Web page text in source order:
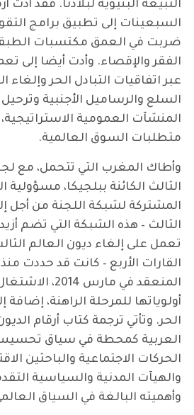
التبيعة البنيوية لبلادنا. فقد أدت
السبعينات إلى تطبيق برامج
ضربت في العمق مكتسبات
الفقر والإقصاء. وأدت أيضا إلى
عبر اتفاقيات التبادل الحر وإلغاء
السلع والرساميل الأجنبية وترحيل
المنشآت العمومية
متطلبات السوق العالمية.
وأطاك المغرب التي تتحمل، مع
الثالث الكائنة ببلجيكا، مسؤولية
المشتركة لشبكة اللجنة من أجل
تعمل على إلغاء ديون العالم
القارات الأربع – كانت قد حددت
المنعقد في مارس
أولوياتها للمرحلة الراهنة، إضافة
الحر. وتأتي ترجمة كتاب أرقام
العربية كمحطة في سياق
الحركات الاجتماعية والباحثين
والهيآت المدنية والسياسية
وأهميته البالغة في السياق